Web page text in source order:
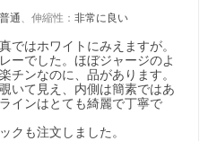
普通、 伸縮性 ： 非常に良い
ではホワイトにみえますが。
ーでした。ほぼジャージのよ
チンなのに、品があります。
いて見え、内側は簡素ではあ
インはとても綺麗で丁寧で
クも注文しました。